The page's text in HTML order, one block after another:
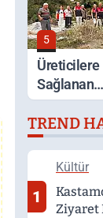
5
Üreticilere
Sağlanan
Destekler
TREND
1
Kültür
Ziyaret